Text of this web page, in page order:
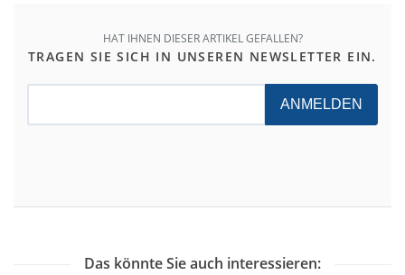
HAT IHNEN DIESER ARTIKEL GEFALLEN?
TRAGEN SIE SICH IN UNSEREN NEWSLETTER EIN.
ANMELDEN
Das könnte Sie auch interessieren: